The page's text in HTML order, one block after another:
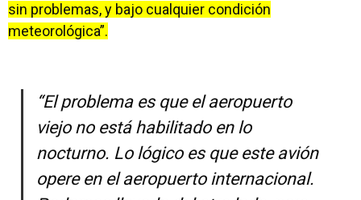
sin problemas, y bajo cualquier condición
meteorológica”.
“El problema es que el aeropuerto
viejo no está habilitado en lo
nocturno. Lo lógico es que este avión
opere en el aeropuerto internacional.